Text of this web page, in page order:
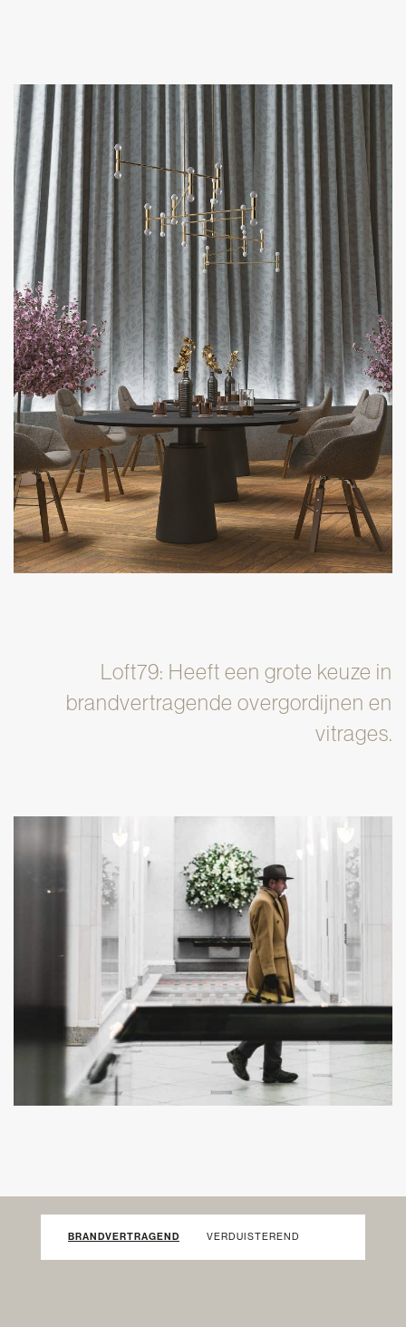
Loft79: Heeft een grote keuze in
brandvertragende overgordijnen en
vitrages.
BRANDVERTRAGEND VERDUISTEREND